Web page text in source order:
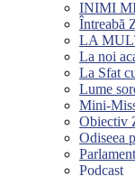
INIMI
Întreabă
LA
La noi
La Sfat
Lume
Mini-
Obiectiv
Odiseea
Podcast